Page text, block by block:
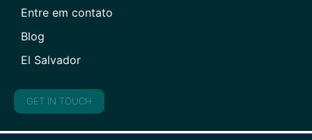
Entre em contato
Blog
El Salvador
GET IN TOUCH